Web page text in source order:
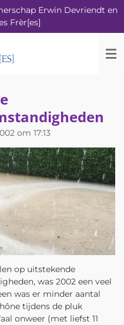
Erwin Devriendt en
Frèr[es]
om 17:13
op uitstekende
was 2002 een veel
was er minder aantal
tijdens de pluk
onweer (met liefst 11